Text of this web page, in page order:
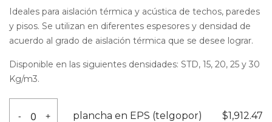
precios:
desde
$1,912.47
hasta
Ideales para aislación térmica y acústica de techos, paredes
y pisos. Se utilizan en diferentes espesores y densidad de
acuerdo al grado de aislación térmica que se desee lograr.
Disponible en las siguientes densidades: STD, 15, 20, 25 y 30
Kg/m3.
- +
plancha en EPS (telgopor)
$1,912.47